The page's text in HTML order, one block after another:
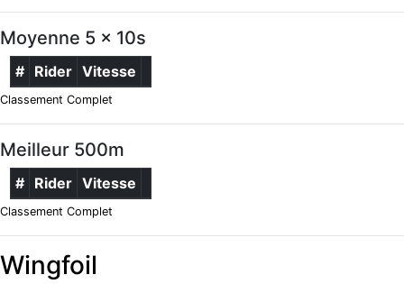
Moyenne 5 x 10s
# Rider Vitesse
Classement Complet
Meilleur 500m
# Rider Vitesse
Classement Complet
Wingfoil